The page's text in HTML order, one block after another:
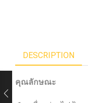
DESCRIPTION
คุณลักษณะ